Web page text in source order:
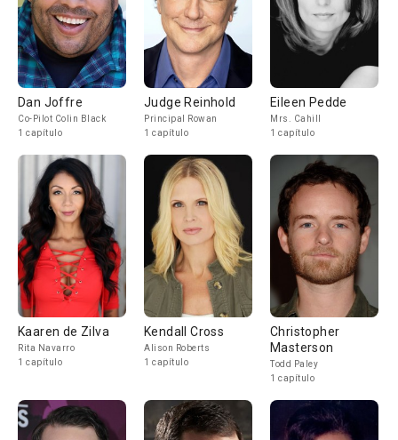
Dan Joffre
Co-Pilot Colin Black
1 capítulo
Judge Reinhold
Principal Rowan
1 capítulo
Eileen Pedde
Mrs. Cahill
1 capítulo
Kaaren de Zilva
Rita Navarro
1 capítulo
Kendall Cross
Alison Roberts
1 capítulo
Christopher
Masterson
Todd Paley
1 capítulo